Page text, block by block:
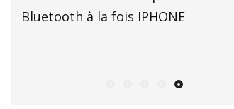
Bluetooth à la fois IPHONE